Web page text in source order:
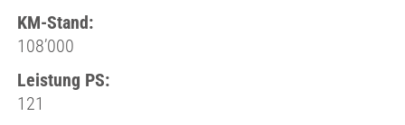
KM-Stand:
108’000
Leistung PS:
121